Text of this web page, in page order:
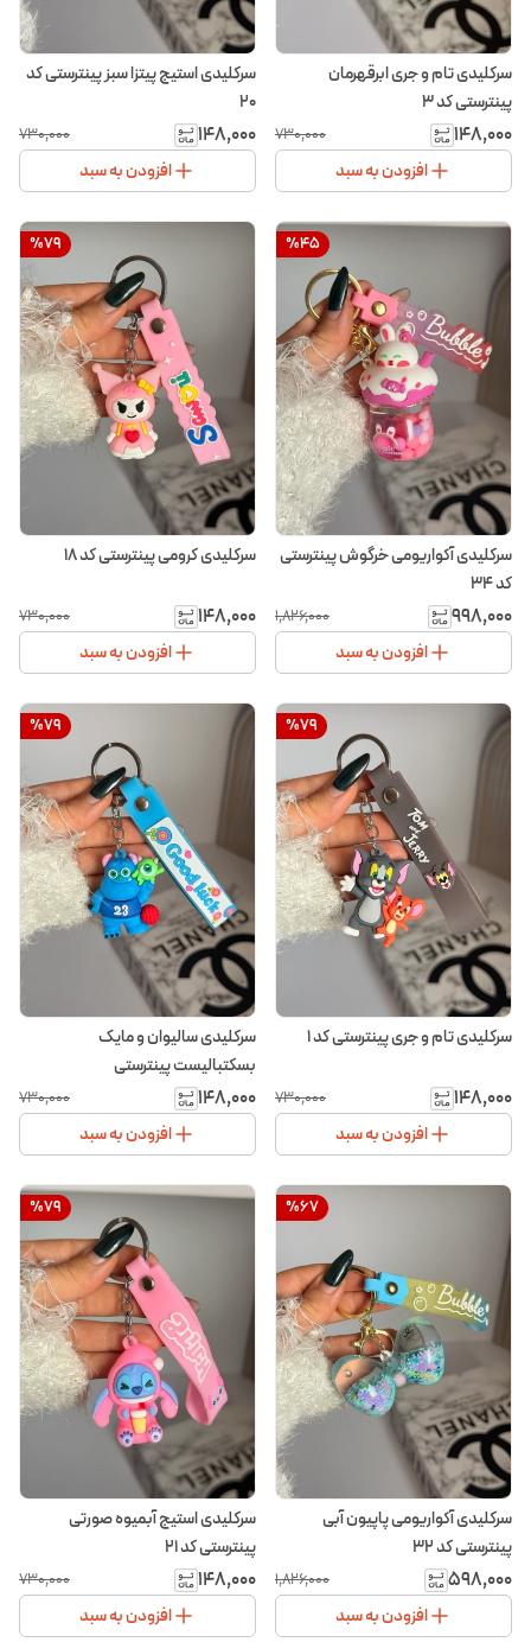
سرکلیدی تام و جری ابرقهرمان
پینترستی کد ۳
۱۴۸٬۰۰۰ ۷۳۰٬۰۰۰
افزودن به سبد
سرکلیدی استیج پیتزا سبز پینترستی کد
۲۰
۱۴۸٬۰۰۰ ۷۳۰٬۰۰۰
افزودن به سبد
%45
سرکلیدی آکواریومی خرگوش پینترستی
کد ۳۴
۹۹۸٬۰۰۰ ۱٬۸۲۶٬۰۰۰
افزودن به سبد
%79
سرکلیدی کرومی پینترستی کد ۱۸
۱۴۸٬۰۰۰ ۷۳۰٬۰۰۰
افزودن به سبد
%79
سرکلیدی تام و جری پینترستی کد ۱
۱۴۸٬۰۰۰ ۷۳۰٬۰۰۰
افزودن به سبد
%79
سرکلیدی سالیوان و مایک
بسکتبالیست پینترستی
۱۴۸٬۰۰۰ ۷۳۰٬۰۰۰
افزودن به سبد
%67
سرکلیدی آکواریومی پاپیون آبی
پینترستی کد ۳۲
۵۹۸٬۰۰۰ ۱٬۸۲۶٬۰۰۰
افزودن به سبد
%79
سرکلیدی استیج آبمیوه صورتی
پینترستی کد ۲۱
۱۴۸٬۰۰۰ ۷۳۰٬۰۰۰
افزودن به سبد